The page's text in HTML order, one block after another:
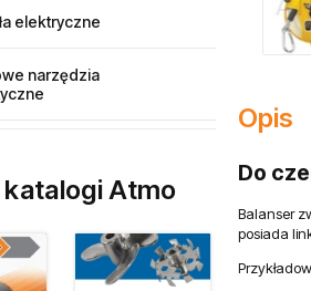
elektryczne
narzędzia
dla przemysłu lotniczego
dla lakierników
Atmo
Opis
Do
Balanser
posiada